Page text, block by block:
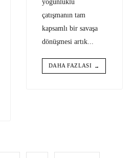
çatışmanın tam
kapsamlı bir savaşa
dönüşmesi artık
DAHA FAZLASI →